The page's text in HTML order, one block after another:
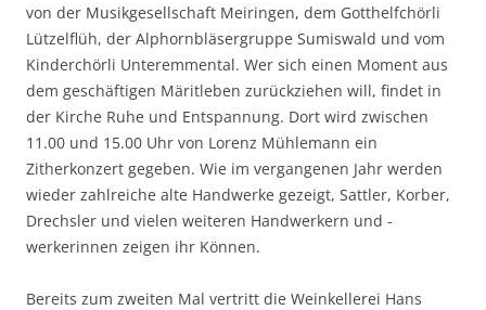
von der Musikgesellschaft Meiringen, dem Gotthelfchörli
Lützelflüh, der Alphornbläsergruppe Sumiswald und vom
Kinderchörli Unteremmental. Wer sich einen Moment aus
dem geschäftigen Märitleben zurückziehen will, findet in
der Kirche Ruhe und Entspannung. Dort wird zwischen
11.00 und 15.00 Uhr von Lorenz Mühlemann ein
Zitherkonzert gegeben. Wie im vergangenen Jahr werden
wieder zahlreiche alte Handwerke gezeigt, Sattler, Korber,
Drechsler und vielen weiteren Handwerkern und -
werkerinnen zeigen ihr Können.
Bereits zum zweiten Mal vertritt die Weinkellerei Hans